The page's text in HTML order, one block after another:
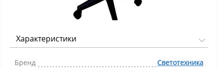
Характеристики
Бренд
Светотехника